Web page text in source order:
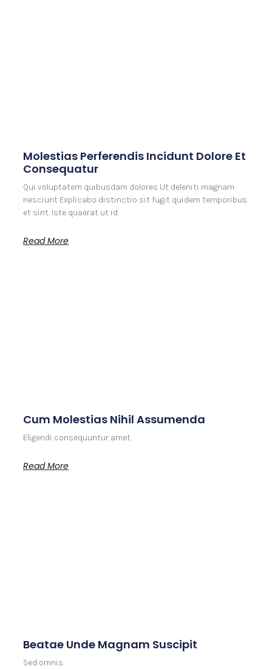
Molestias Perferendis Incidunt Dolore Et
Consequatur
Qui voluptatem quibusdam dolores Ut deleniti magnam
nesciunt Explicabo distinctio sit fugit quidem temporibus
et sint. Iste quaerat ut id
Read More
Cum Molestias Nihil Assumenda
Eligendi consequuntur amet.
Read More
Beatae Unde Magnam Suscipit
Sed omnis.